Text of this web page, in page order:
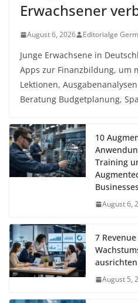
Erwachsener
August 6, 2026 Editorialge
Junge Erwachsene in
Apps zur Finanzbildung, um
Lektionen,
Beratung Budgetplanung,
10
Training
August 6,
7
ausrichten
August 5,